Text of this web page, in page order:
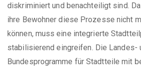
diskriminiert und benachteiligt sind.
ihre Bewohner diese Prozesse nicht
können, muss eine integrierte
stabilisierend eingreifen. Die Landes-
Bundesprogramme für Stadtteile mit